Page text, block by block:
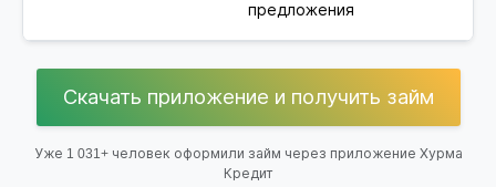
предложения
Скачать приложение и получить займ
Уже 1 031+ человек оформили займ через приложение Хурма
Кредит